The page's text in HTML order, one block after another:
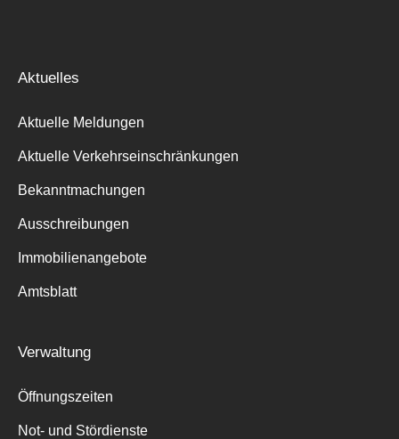
Aktuelles
Aktuelle Meldungen
Aktuelle Verkehrseinschränkungen
Bekanntmachungen
Ausschreibungen
Immobilienangebote
Amtsblatt
Verwaltung
Öffnungszeiten
Not- und Stördienste